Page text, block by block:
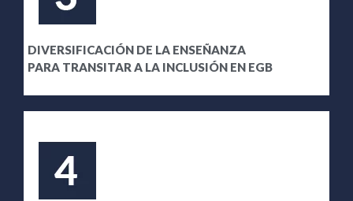
DIVERSIFICACIÓN DE LA ENSEÑANZA
PARA TRANSITAR A LA INCLUSIÓN EN EGB